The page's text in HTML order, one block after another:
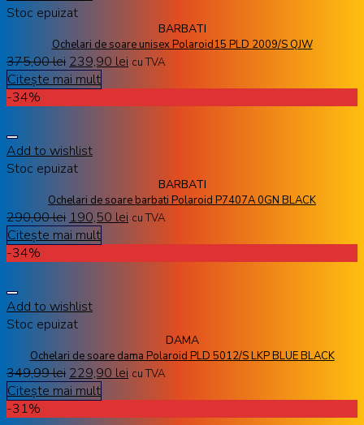
Stoc epuizat
BARBATI
Ochelari de soare unisex Polaroid15 PLD 2009/S QJW
375,00lei 239,90 lei cu TVA
Citește mai mult
-34%
Add to wishlist
Stoc epuizat
BARBATI
Ochelari de soare barbati Polaroid P7407A 0GN BLACK
290,00lei 190,50 lei cu TVA
Citește mai mult
-34%
Add to wishlist
Stoc epuizat
DAMA
Ochelari de soare dama Polaroid PLD 5012/S LKP BLUE BLACK
349,99lei 229,90 lei cu TVA
Citește mai mult
-31%